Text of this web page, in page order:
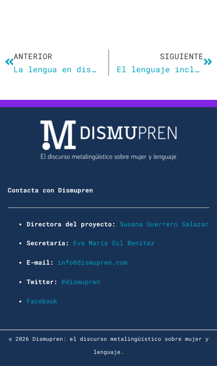
ANTERIOR
La lengua en disputa: un debate sobre el lenguaje inclusivo
SIGUIENTE
El lenguaje inclusivo como «norma» de empatía e identidad: reflexiones entre docentes y futures profesores
Contacta con Dismupren
Directora del proyecto: Susana Guerrero Salazar
Secretaría: Eva María Gil Benítez
E-mail: info@dismupren.com
Twitter: @dismupren
Facebook
© 2026 Dismupren: el discurso metalingüístico sobre mujer y
lenguaje.